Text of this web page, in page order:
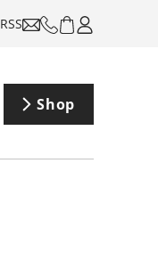
RSS
Shop